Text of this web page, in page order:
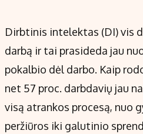
Dirbtinis intelektas (DI) vis
darbą ir tai prasideda jau
pokalbio dėl darbo. Kaip
net 57 proc. darbdavių jau
visą atrankos procesą, nuo
peržiūros iki galutinio